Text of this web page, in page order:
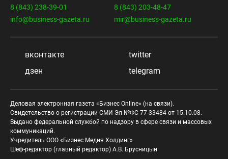
8 (843) 238-39-01
info@business-gazeta.ru
8 (843) 203-48-47
mir@business-gazeta.ru
вконтакте
twitter
дзен
telegram
Деловая электронная газета «Бизнес Online» (на связи).
Свидетельство о регистрации СМИ Эл №ФС 77-33484 от 15.10.08.
Выдано федеральной службой по надзору в сфере связи и массовых
коммуникаций.
Учредитель ООО «Бизнес Медия Холдинг»
Шеф-редактор (главный редактор) А.В. Брусницын